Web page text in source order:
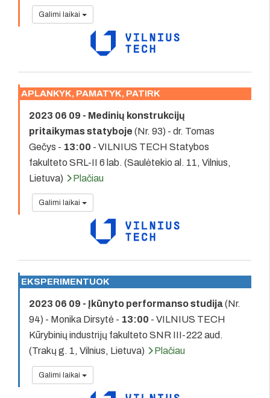
Galimi laikai
APLANKYK, PAMATYK, PATIRK
2023 06 09 - Medinių konstrukcijų
pritaikymas statyboje (Nr. 93) - dr. Tomas
Gečys - 13:00 - VILNIUS TECH Statybos
fakulteto SRL-II 6 lab. (Saulėtekio al. 11, Vilnius,
Lietuva)
Plačiau
Galimi laikai
EKSPERIMENTUOK
2023 06 09 - Įkūnyto performanso studija(Nr.
94) - Monika Dirsytė - 13:00 - VILNIUS TECH
Kūrybinių industrijų fakulteto SNR III-222 aud.
(Trakų g. 1, Vilnius, Lietuva)
Plačiau
Galimi laikai